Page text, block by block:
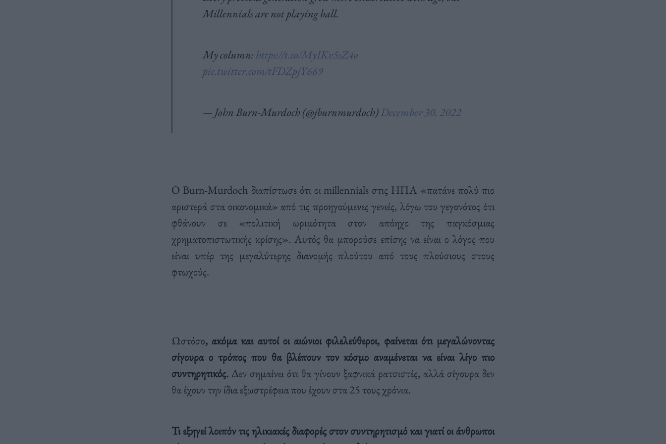
Millennials are not playing ball.
My column: https://t.co/MyIKv5sZ4o
pic.twitter.com/tFDZpjY669
— John Burn-Murdoch (@jburnmurdoch)December 30, 2022
Ο Burn-Murdoch διαπίστωσε ότι οι millennials στις ΗΠΑ «πατάνε πολύ πιο
αριστερά στα οικονομικά» από τις προηγούμενες γενιές, λόγω του γεγονότος ότι
φθάνουν σε «πολιτική ωριμότητα στον απόηχο της παγκόσμιας
χρηματοπιστωτικής κρίσης». Αυτός θα μπορούσε επίσης να είναι ο λόγος που
είναι υπέρ της μεγαλύτερης διανομής πλούτου από τους πλούσιους στους
φτωχούς.
Ωστόσο, ακόμα και αυτοί οι αιώνιοι φιλελεύθεροι, φαίνεται ότι μεγαλώνοντας
σίγουρα ο τρόπος που θα βλέπουν τον κόσμο αναμένεται να είναι λίγο πιο
συντηρητικός. Δεν σημαίνει ότι θα γίνουν ξαφνικά ρατσιστές, αλλά σίγουρα δεν
θα έχουν την ίδια εξωστρέφεια που έχουν στα 25 τους χρόνια.
Τι εξηγεί λοιπόν τις ηλικιακές διαφορές στον συντηρητισμό και γιατί οι άνθρωποι